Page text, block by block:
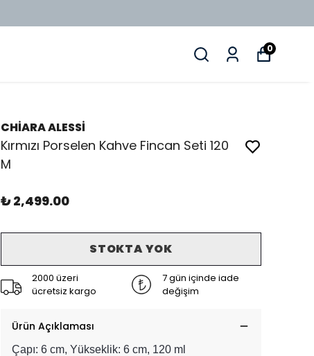
0
CHİARA ALESSİ
Kırmızı Porselen Kahve Fincan Seti 120
M
₺ 2,499.00
STOKTA YOK
2000 üzeri
ücretsiz kargo
7 gün içinde iade
değişim
Ürün Açıklaması
Çapı: 6 cm, Yükseklik: 6 cm, 120 ml